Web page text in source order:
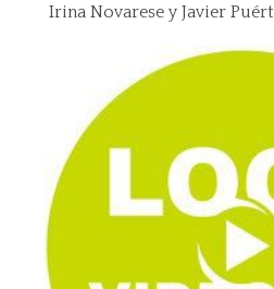
Irina Novarese y Javier